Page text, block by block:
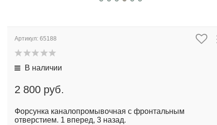
Артикул: 65188
В наличии
2 800 руб.
Форсунка каналопромывочная с фронтальным
отверстием. 1 вперед, 3 назад.